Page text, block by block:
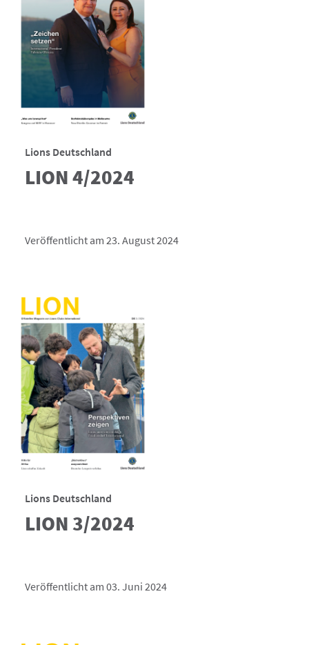
Lions Deutschland
LION 4/2024
Veröffentlicht am 23. August 2024
Lions Deutschland
LION 3/2024
Veröffentlicht am 03. Juni 2024